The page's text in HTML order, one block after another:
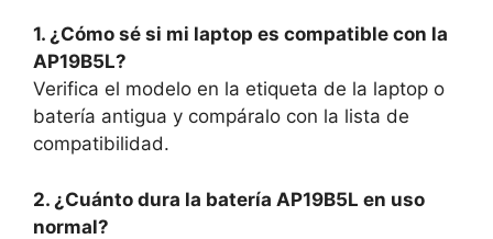
1. ¿Cómo sé si mi laptop es compatible con la
AP19B5L?
Verifica el modelo en la etiqueta de la laptop o
batería antigua y compáralo con la lista de
compatibilidad.
2. ¿Cuánto dura la batería AP19B5L en uso
normal?